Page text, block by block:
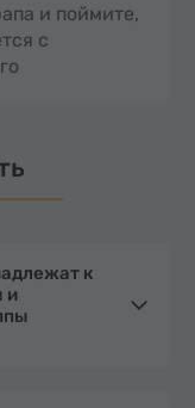
и поймите,
с
к
и